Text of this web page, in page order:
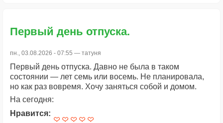
Первый день отпуска.
пн., 03.08.2026 - 07:55 — татуня
Первый день отпуска. Давно не была в таком
состоянии — лет семь или восемь. Не планировала,
но как раз вовремя. Хочу заняться собой и домом.
На сегодня:
Нравится: